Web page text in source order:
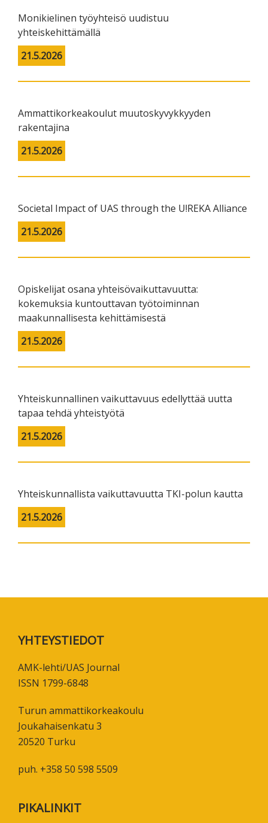
Monikielinen työyhteisö uudistuu
yhteiskehittämällä
21.5.2026
Ammattikorkeakoulut muutoskyvykkyyden
rakentajina
21.5.2026
Societal Impact of UAS through the U!REKA Alliance
21.5.2026
Opiskelijat osana yhteisövaikuttavuutta:
kokemuksia kuntouttavan työtoiminnan
maakunnallisesta kehittämisestä
21.5.2026
Yhteiskunnallinen vaikuttavuus edellyttää uutta
tapaa tehdä yhteistyötä
21.5.2026
Yhteiskunnallista vaikuttavuutta TKI-polun kautta
21.5.2026
Footer
YHTEYSTIEDOT
AMK-lehti/UAS Journal
ISSN 1799-6848
Turun ammattikorkeakoulu
Joukahaisenkatu 3
20520 Turku
puh. +358 50 598 5509
PIKALINKIT